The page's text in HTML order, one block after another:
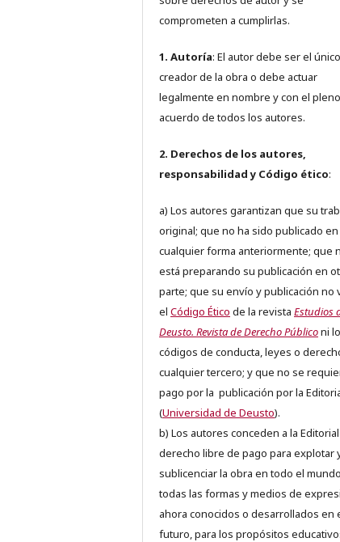
comprometen a cumplirlas.
1. Autoría: El autor debe ser el único
creador de la obra o debe actuar
legalmente en nombre y con el pleno
acuerdo de todos los autores.
2. Derechos de los autores,
responsabilidad y Código ético:
a) Los autores garantizan que su
original; que no ha sido publicado en
cualquier forma anteriormente; que
está preparando su publicación en
parte; que su envío y publicación no
el Código Ético de la revista Estudios
Deusto. Revista de Derecho Públiconi
códigos de conducta, leyes o
cualquier tercero; y que no se
pago por la publicación por la
(Universidad de Deusto).
b) Los autores conceden a la
derecho libre de pago para explotar
sublicenciar la obra en todo el
todas las formas y medios de
ahora conocidos o desarrollados en
futuro, para los propósitos